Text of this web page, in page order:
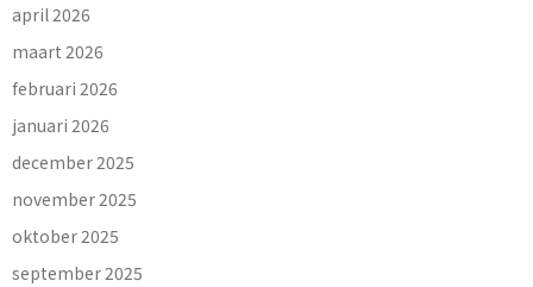
april 2026
maart 2026
februari 2026
januari 2026
december 2025
november 2025
oktober 2025
september 2025